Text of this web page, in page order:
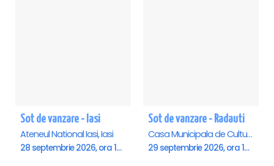
Sot de vanzare - Iasi
Ateneul National Iasi, Iasi
28 septembrie 2026, ora 19:00
Sot de vanzare - Radauti
Casa Municipala de Cultura, Radauti
29 septembrie 2026, ora 19:00